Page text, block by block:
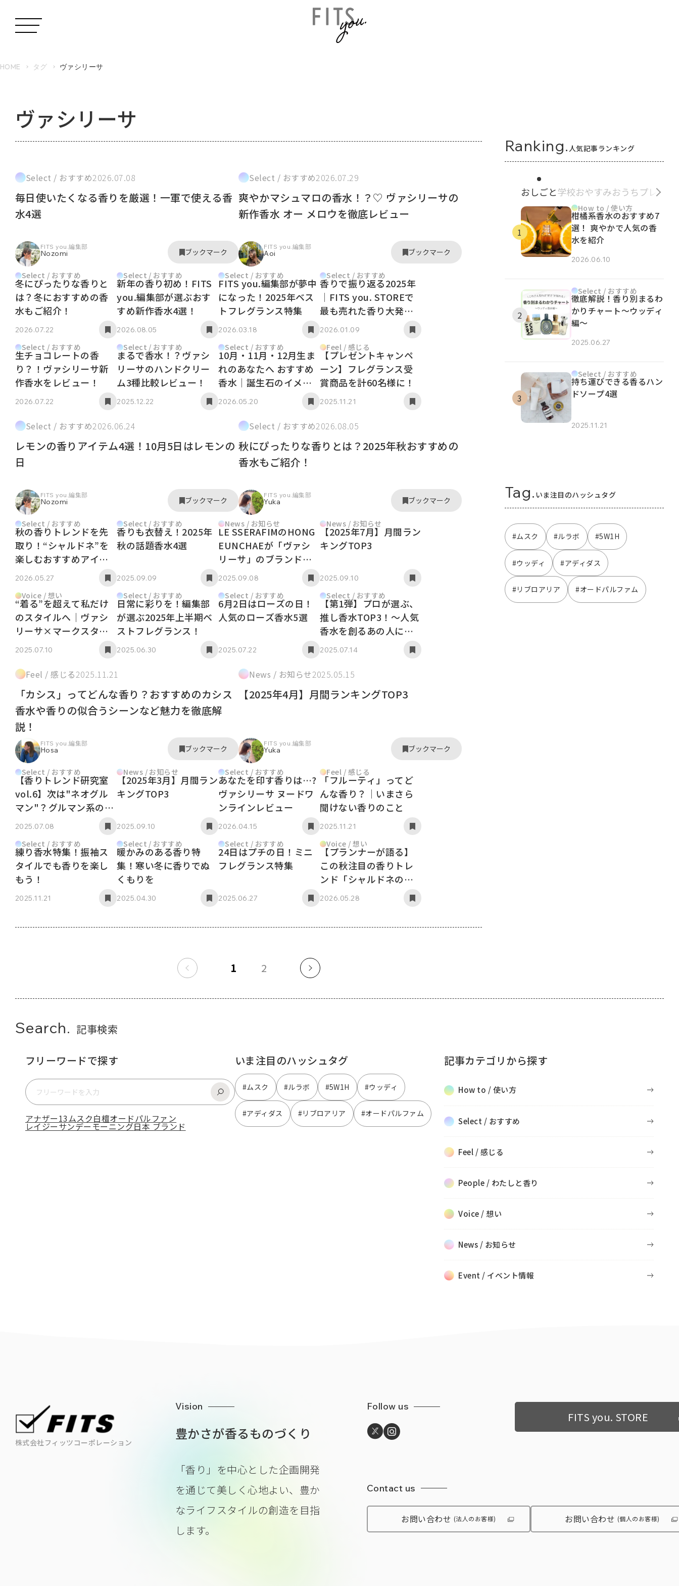
HOME タグ ヴァシリーサ
ヴァシリーサ
Select / おすすめ2026.07.08
毎日使いたくなる香りを厳選！一軍で使える香
水4選
FITS you.編集部
Nozomi ブックマーク
Select / おすすめ2026.07.29
爽やかマシュマロの香水！？♡ ヴァシリーサの
新作香水 オー メロウを徹底レビュー
FITS you.編集部
Aoi ブックマーク
Select / おすすめ
冬にぴったりな香りと
は？冬におすすめの香
水もご紹介！
2026.07.22
Select / おすすめ
新年の香り初め！FITS
you.編集部が選ぶおす
すめ新作香水4選！
2026.08.05
Select / おすすめ
FITS you.編集部が夢中
になった！2025年ベス
トフレグランス特集
2026.03.18
Select / おすすめ
香りで振り返る2025年
│FITS you. STOREで
最も売れた香り大発
表！
2026.01.09
Select / おすすめ
生チョコレートの香
り？！ヴァシリーサ新
作香水をレビュー！
2026.07.22
Select / おすすめ
まるで香水！？ヴァシ
リーサのハンドクリー
ム3種比較レビュー！
2025.12.22
Select / おすすめ
10月・11月・12月生ま
れのあなたへ おすすめ
香水｜誕生石のイメー
ジにあった香水をセレ
2026.05.20
Feel / 感じる
【プレゼントキャンペ
ーン】フレグランス受
賞商品を計60名様に！
2025.11.21
Select / おすすめ2026.06.24
レモンの香りアイテム4選！10月5日はレモンの
日
FITS you.編集部
Nozomi ブックマーク
Select / おすすめ2026.08.05
秋にぴったりな香りとは？2025年秋おすすめの
香水もご紹介！
FITS you.編集部
Yuka ブックマーク
Select / おすすめ
秋の香りトレンドを先
取り！“シャルドネ”を
楽しむおすすめアイテ
ム5選
2026.05.27
Select / おすすめ
香りも衣替え！2025年
秋の話題香水4選
2025.09.09
News / お知らせ
LE SSERAFIMのHONG
EUNCHAEが「ヴァシ
リーサ」のブランドア
ンバサダーに就任！
2025.09.08
News / お知らせ
【2025年7月】月間ラン
キングTOP3
2025.09.10
Voice / 想い
“着る”を超えて私だけ
のスタイルへ｜ヴァシ
リーサ×マークスタイ
ラーコラボインタビュ
2025.07.10
Select / おすすめ
日常に彩りを！編集部
が選ぶ2025年上半期ベ
ストフレグランス！
2025.06.30
Select / おすすめ
6月2日はローズの日！
人気のローズ香水5選
2025.07.22
Select / おすすめ
【第1弾】プロが選ぶ、
推し香水TOP3！～人気
香水を創るあの人に聞
いてみた！～
2025.07.14
Feel / 感じる2025.11.21
「カシス」ってどんな香り？おすすめのカシス
香水や香りの似合うシーンなど魅力を徹底解
説！
FITS you.編集部
Hosa ブックマーク
News / お知らせ2025.05.15
【2025年4月】月間ランキングTOP3
FITS you.編集部
Yuka ブックマーク
Select / おすすめ
【香りトレンド研究室
vol.6】次は"ネオグル
マン"？グルマン系のト
レンドを深掘り
2025.07.08
News / お知らせ
【2025年3月】月間ラン
キングTOP3
2025.09.10
Select / おすすめ
あなたを印す香りは…?
ヴァシリーサ ヌードワ
ンラインレビュー
2026.04.15
Feel / 感じる
「フルーティ」ってど
んな香り？｜いまさら
聞けない香りのこと
2025.11.21
Select / おすすめ
練り香水特集！振袖ス
タイルでも香りを楽し
もう！
2025.11.21
Select / おすすめ
暖かみのある香り特
集！寒い冬に香りでぬ
くもりを
2025.04.30
Select / おすすめ
24日はプチの日！ミニ
フレグランス特集
2025.06.27
Voice / 想い
【プランナーが語る】
この秋注目の香りトレ
ンド「シャルドネの香
り」の魅力とは？ 前
2026.05.28
1 2
Ranking. 人気記事ランキング
おしごと学校おやすみおうち プレゼン
How to / 使い方
柑橘系香水のおすすめ7
選！ 爽やかで人気の香
水を紹介
2026.06.10
Select / おすすめ
徹底解説！香り別まるわ
かりチャート～ウッディ
編～
2025.06.27
Select / おすすめ
持ち運びできる香るハン
ドソープ4選
2025.11.21
Tag. いま注目のハッシュタグ
#ムスク #ルラボ #5W1H
#ウッディ #アディダス
#リブロアリア #オードパルファム
Search. 記事検索
フリーワードで探す
アナザー13ムスク白檀オードパルファン
レイジーサンデーモーニング日本 ブランド
いま注目のハッシュタグ
#ムスク #ルラボ #5W1H #ウッディ
#アディダス #リブロアリア #オードパルファム
記事カテゴリから探す
How to / 使い方
Select / おすすめ
Feel / 感じる
People / わたしと香り
Voice / 想い
News / お知らせ
Event / イベント情報
株式会社フィッツコーポレーション
Vision
豊かさが香るものづくり
「香り」を中心とした企画開発
を通じて美しく心地よい、豊か
なライフスタイルの創造を目指
します。
Follow us
FITS you. STORE
Contact us
お問い合わせ (法人のお客様) お問い合わせ (個人のお客様)